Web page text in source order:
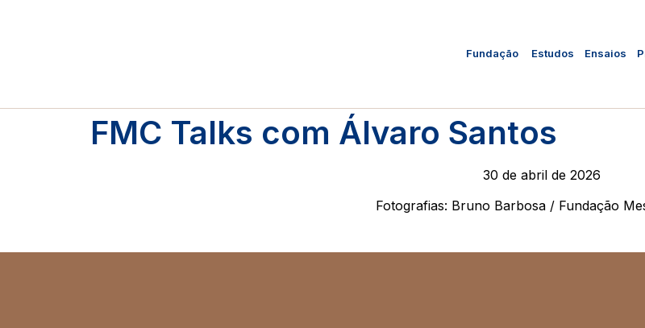
Fundação Estudos Ensaios
FMC Talks com Álvaro Santos
30 de abril de 2026
Fotografias: Bruno Barbosa / Fundação